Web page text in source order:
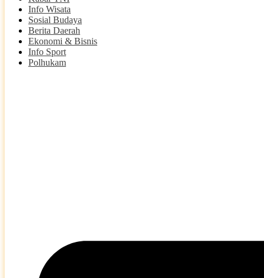
Info Wisata
Sosial Budaya
Berita Daerah
Ekonomi & Bisnis
Info Sport
Polhukam